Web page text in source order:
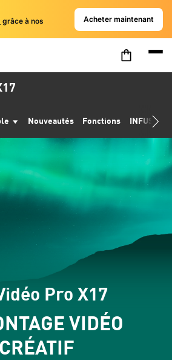
grâce à nos
Acheter maintenant
Nouveautés Fonctions INFUSION
Pro X17
VIDÉO
CRÉATIF